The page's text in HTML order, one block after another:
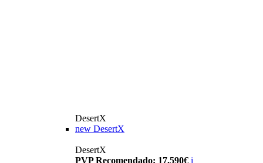
DesertX
new DesertX
DesertX
PVP Recomendado: 17.590€ i